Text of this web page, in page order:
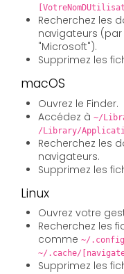
Recherchez les
navigateurs (par
"Microsoft").
Supprimez les
macOS
Ouvrez le Finder.
Accédez à~/
/Library/
Recherchez les
navigateurs.
Supprimez les
Linux
Ouvrez votre
Recherchez les
comme~/
~/.cache/
Supprimez les